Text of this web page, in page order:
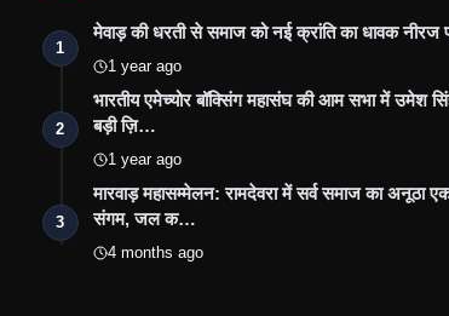
1
मेवाड़ की धरती से समाज को नई क्रांति का धावक नीरज
1 year ago
2
भारतीय एमेच्योर बॉक्सिंग महासंघ की आम सभा में उमेश
बड़ी ज़ि…
1 year ago
3
मारवाड़ महासम्मेलन: रामदेवरा में सर्व समाज का अनूठा
संगम, जल क…
4 months ago